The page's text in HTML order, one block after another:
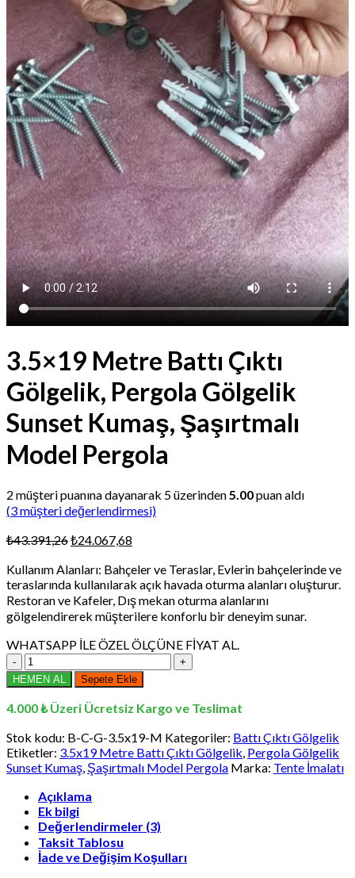
3.5×19 Metre Battı Çıktı
Gölgelik, Pergola Gölgelik
Sunset Kumaş, Şaşırtmalı
Model Pergola
2 müşteri puanına dayanarak 5 üzerinden5.00puan aldı
(3müşteri değerlendirmesi)
₺43.391,26Orijinal
₺43.391,26.
₺24.067,68
fiyat:
₺24.067,68.
Kullanım Alanları: Bahçeler ve Teraslar, Evlerin bahçelerinde ve
teraslarında kullanılarak açık havada oturma alanları oluşturur.
Restoran ve Kafeler, Dış mekan oturma alanlarını
gölgelendirerek müşterilere konforlu bir deneyim sunar.
WHATSAPP İLE ÖZEL ÖLÇÜNE FİYAT AL.
3.5x19
Metre
Battı
Çıktı
Pergola
Gölgelik
Sunset
Şaşırtmalı
Model
Pergola
adet
HEMEN AL Sepete Ekle
4.000 ₺ Üzeri Ücretsiz Kargo ve Teslimat
Stok kodu: B-C-G-3.5x19-M Kategoriler: Battı Çıktı Gölgelik
Etiketler: 3.5x19 Metre Battı Çıktı Gölgelik, Pergola Gölgelik
Sunset Kumaş, Şaşırtmalı Model Pergola Marka: Tente İmalatı
Açıklama
Ek bilgi
Değerlendirmeler (3)
Taksit Tablosu
İade ve Değişim Koşulları